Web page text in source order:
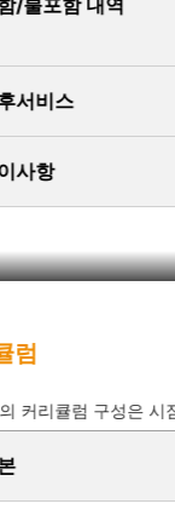
서비스
사항
ECC주
너무 스파르타식이
럼
커리큘럼 구성은 시